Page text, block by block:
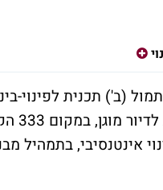
(ב') תכנית לפינוי-
שמש.
אינטנסיבי, בתמהיל